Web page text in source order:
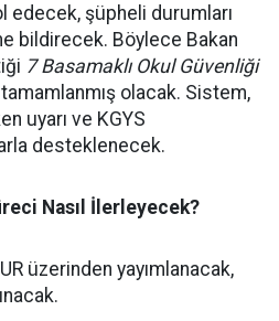
şüpheli durumları
bildirecek. Böylece Bakan
7 Basamaklı Okul Güvenliği
olacak. Sistem,
uyarı ve KGYS
desteklenecek.
Nasıl İlerleyecek?
üzerinden yayımlanacak,